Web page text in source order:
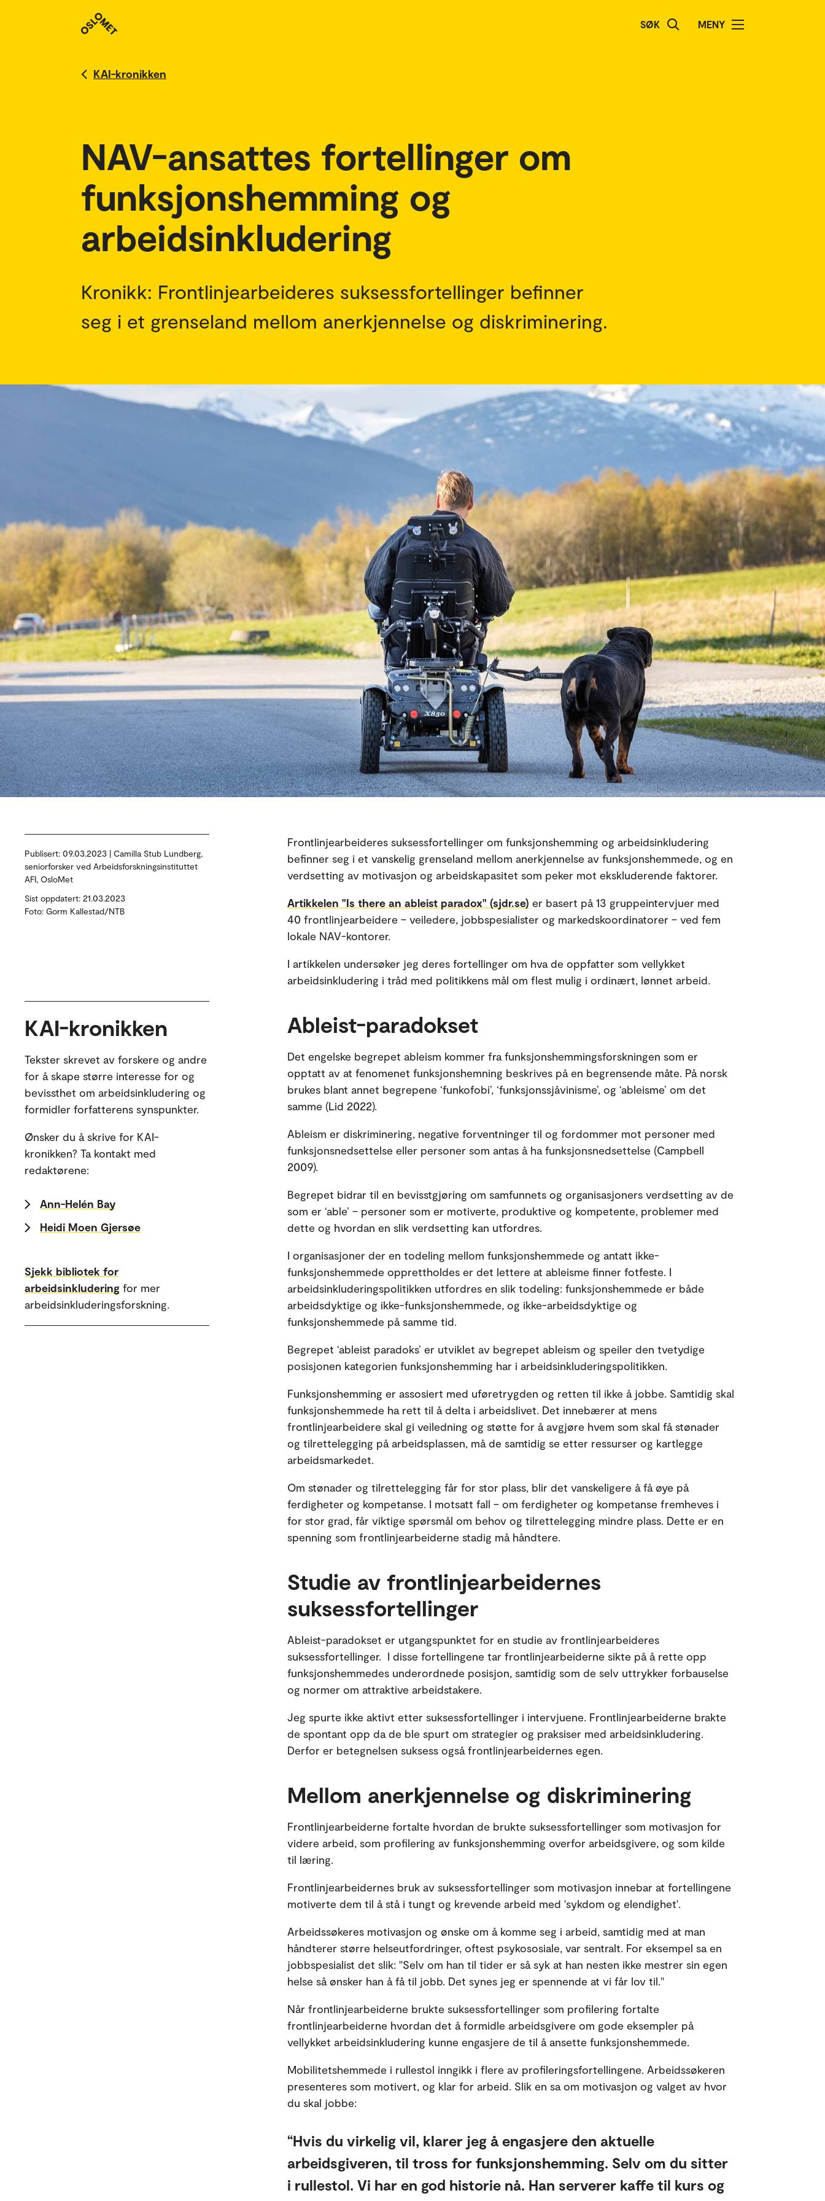
SØK MENY
KAI-kronikken
NAV-ansattes fortellinger om
funksjonshemming og
arbeidsinkludering
Kronikk: Frontlinjearbeideres suksessfortellinger befinner
seg i et grenseland mellom anerkjennelse og diskriminering.
Publisert: 09.03.2023 | Camilla Stub Lundberg,
seniorforsker ved Arbeidsforskningsinstituttet
AFI, OsloMet
Sist oppdatert: 21.03.2023
Foto: Gorm Kallestad/NTB
Frontlinjearbeideres suksessfortellinger om funksjonshemming og arbeidsinkludering
befinner seg i et vanskelig grenseland mellom anerkjennelse av funksjonshemmede, og en
verdsetting av motivasjon og arbeidskapasitet som peker mot ekskluderende faktorer.
Artikkelen "Is there an ableist paradox" (sjdr.se) er basert på 13 gruppeintervjuer med
40 frontlinjearbeidere – veiledere, jobbspesialister og markedskoordinatorer – ved fem
lokale NAV-kontorer.
I artikkelen undersøker jeg deres fortellinger om hva de oppfatter som vellykket
arbeidsinkludering i tråd med politikkens mål om flest mulig i ordinært, lønnet arbeid.
KAI-kronikken
Tekster skrevet av forskere og andre
for å skape større interesse for og
bevissthet om arbeidsinkludering og
formidler forfatterens synspunkter.
Ønsker du å skrive for KAI-
kronikken? Ta kontakt med
redaktørene:
Ann-Helén Bay
Heidi Moen Gjersøe
Sjekk bibliotek for
arbeidsinkludering for mer
arbeidsinkluderingsforskning.
Ableist-paradokset
Det engelske begrepet ableism kommer fra funksjonshemmingsforskningen som er
opptatt av at fenomenet funksjonshemning beskrives på en begrensende måte. På norsk
brukes blant annet begrepene ‘funkofobi’, ‘funksjonssjåvinisme’, og ‘ableisme’ om det
samme (Lid 2022).
Ableism er diskriminering, negative forventninger til og fordommer mot personer med
funksjonsnedsettelse eller personer som antas å ha funksjonsnedsettelse (Campbell
2009).
Begrepet bidrar til en bevisstgjøring om samfunnets og organisasjoners verdsetting av de
som er ‘able’ – personer som er motiverte, produktive og kompetente, problemer med
dette og hvordan en slik verdsetting kan utfordres.
I organisasjoner der en todeling mellom funksjonshemmede og antatt ikke-
funksjonshemmede opprettholdes er det lettere at ableisme finner fotfeste. I
arbeidsinkluderingspolitikken utfordres en slik todeling: funksjonshemmede er både
arbeidsdyktige og ikke-funksjonshemmede, og ikke-arbeidsdyktige og
funksjonshemmede på samme tid.
Begrepet ‘ableist paradoks’ er utviklet av begrepet ableism og speiler den tvetydige
posisjonen kategorien funksjonshemming har i arbeidsinkluderingspolitikken.
Funksjonshemming er assosiert med uføretrygden og retten til ikke å jobbe. Samtidig skal
funksjonshemmede ha rett til å delta i arbeidslivet. Det innebærer at mens
frontlinjearbeidere skal gi veiledning og støtte for å avgjøre hvem som skal få stønader
og tilrettelegging på arbeidsplassen, må de samtidig se etter ressurser og kartlegge
arbeidsmarkedet.
Om stønader og tilrettelegging får for stor plass, blir det vanskeligere å få øye på
ferdigheter og kompetanse. I motsatt fall – om ferdigheter og kompetanse fremheves i
for stor grad, får viktige spørsmål om behov og tilrettelegging mindre plass. Dette er en
spenning som frontlinjearbeiderne stadig må håndtere.
Studie av frontlinjearbeidernes
suksessfortellinger
Ableist-paradokset er utgangspunktet for en studie av frontlinjearbeideres
suksessfortellinger. I disse fortellingene tar frontlinjearbeiderne sikte på å rette opp
funksjonshemmedes underordnede posisjon, samtidig som de selv uttrykker forbauselse
og normer om attraktive arbeidstakere.
Jeg spurte ikke aktivt etter suksessfortellinger i intervjuene. Frontlinjearbeiderne brakte
de spontant opp da de ble spurt om strategier og praksiser med arbeidsinkludering.
Derfor er betegnelsen suksess også frontlinjearbeidernes egen.
Mellom anerkjennelse og diskriminering
Frontlinjearbeiderne fortalte hvordan de brukte suksessfortellinger som motivasjon for
videre arbeid, som profilering av funksjonshemming overfor arbeidsgivere, og som kilde
til læring.
Frontlinjearbeidernes bruk av suksessfortellinger som motivasjon innebar at fortellingene
motiverte dem til å stå i tungt og krevende arbeid med 'sykdom og elendighet'.
Arbeidssøkeres motivasjon og ønske om å komme seg i arbeid, samtidig med at man
håndterer større helseutfordringer, oftest psykososiale, var sentralt. For eksempel sa en
jobbspesialist det slik: "Selv om han til tider er så syk at han nesten ikke mestrer sin egen
helse så ønsker han å få til jobb. Det synes jeg er spennende at vi får lov til."
Når frontlinjearbeiderne brukte suksessfortellinger som profilering fortalte
frontlinjearbeiderne hvordan det å formidle arbeidsgivere om gode eksempler på
vellykket arbeidsinkludering kunne engasjere de til å ansette funksjonshemmede.
Mobilitetshemmede i rullestol inngikk i flere av profileringsfortellingene. Arbeidssøkeren
presenteres som motivert, og klar for arbeid. Slik en sa om motivasjon og valget av hvor
du skal jobbe:
Hvis du virkelig vil, klarer jeg å engasjere den aktuelle
arbeidsgiveren, til tross for funksjonshemming. Selv om du sitter
i rullestol. Vi har en god historie nå. Han serverer kaffe til kurs og